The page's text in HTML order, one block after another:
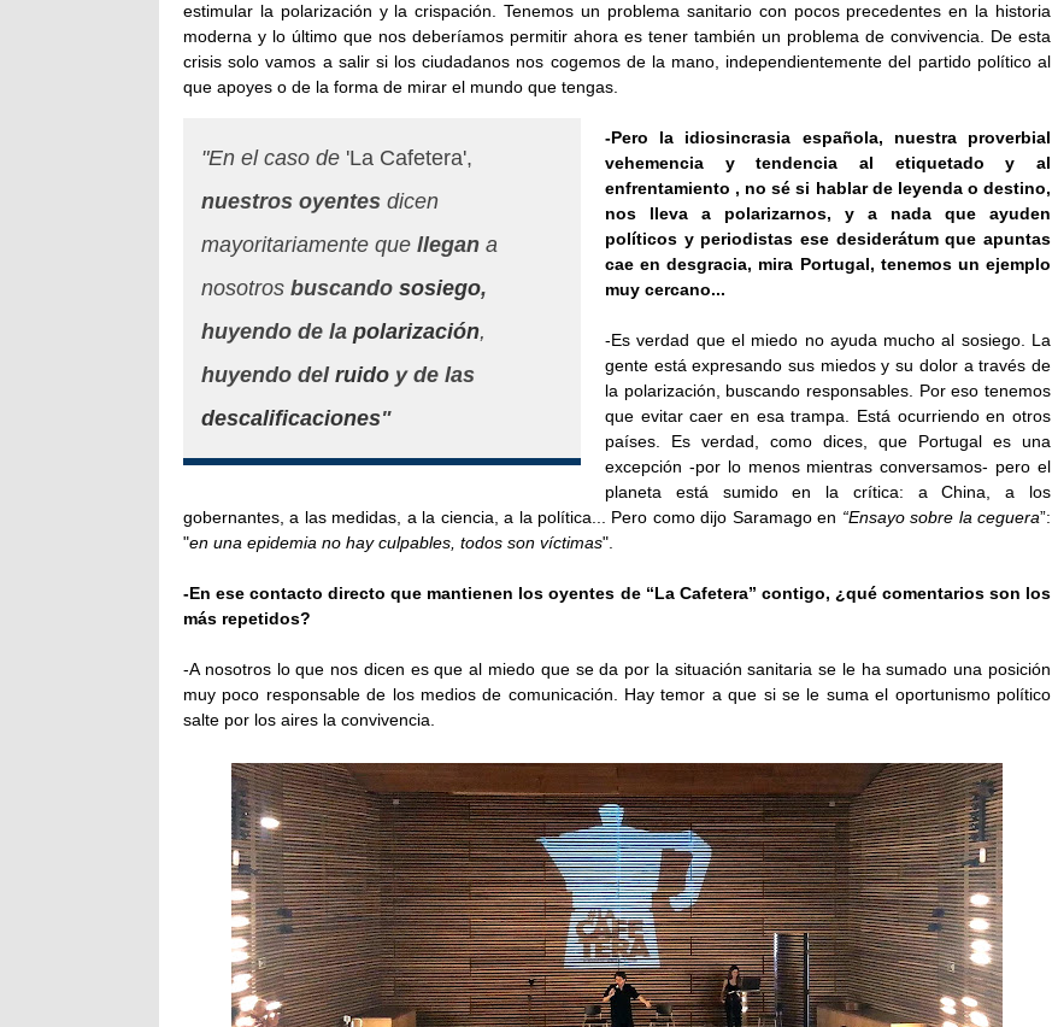
estimular la polarización y la crispación. Tenemos un problema sanitario con pocos precedentes en la historia
moderna y lo último que nos deberíamos permitir ahora es tener también un problema de convivencia. De esta
crisis solo vamos a salir si los ciudadanos nos cogemos de la mano, independientemente del partido político al
que apoyes o de la forma de mirar el mundo que tengas.
"En el caso de 'La Cafetera',
nuestros oyentes dicen
mayoritariamente que llegan a
nosotros buscando sosiego,
huyendo de la polarización,
huyendo del ruido y de las
descalificaciones"
-Pero la idiosincrasia española, nuestra proverbial
vehemencia y tendencia al etiquetado y al
enfrentamiento , no sé si hablar de leyenda o destino,
nos lleva a polarizarnos, y a nada que ayuden
políticos y periodistas ese desiderátum que apuntas
cae en desgracia, mira Portugal, tenemos un ejemplo
muy cercano...
-Es verdad que el miedo no ayuda mucho al sosiego. La
gente está expresando sus miedos y su dolor a través de
la polarización, buscando responsables. Por eso tenemos
que evitar caer en esa trampa. Está ocurriendo en otros
países. Es verdad, como dices, que Portugal es una
excepción -por lo menos mientras conversamos- pero el
planeta está sumido en la crítica: a China, a los
gobernantes, a las medidas, a la ciencia, a la política... Pero como dijo Saramago en “Ensayo sobre la ceguera”:
"en una epidemia no hay culpables, todos son víctimas".
-En ese contacto directo que mantienen los oyentes de “La Cafetera” contigo, ¿qué comentarios son los
más repetidos?
-A nosotros lo que nos dicen es que al miedo que se da por la situación sanitaria se le ha sumado una posición
muy poco responsable de los medios de comunicación. Hay temor a que si se le suma el oportunismo político
salte por los aires la convivencia.